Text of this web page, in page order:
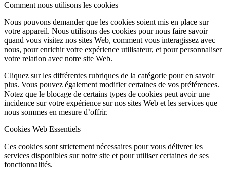
Comment nous utilisons les cookies
Nous pouvons demander que les cookies soient mis en place sur
votre appareil. Nous utilisons des cookies pour nous faire savoir
quand vous visitez nos sites Web, comment vous interagissez avec
nous, pour enrichir votre expérience utilisateur, et pour personnaliser
votre relation avec notre site Web.
Cliquez sur les différentes rubriques de la catégorie pour en savoir
plus. Vous pouvez également modifier certaines de vos préférences.
Notez que le blocage de certains types de cookies peut avoir une
incidence sur votre expérience sur nos sites Web et les services que
nous sommes en mesure d’offrir.
Cookies Web Essentiels
Ces cookies sont strictement nécessaires pour vous délivrer les
services disponibles sur notre site et pour utiliser certaines de ses
fonctionnalités.